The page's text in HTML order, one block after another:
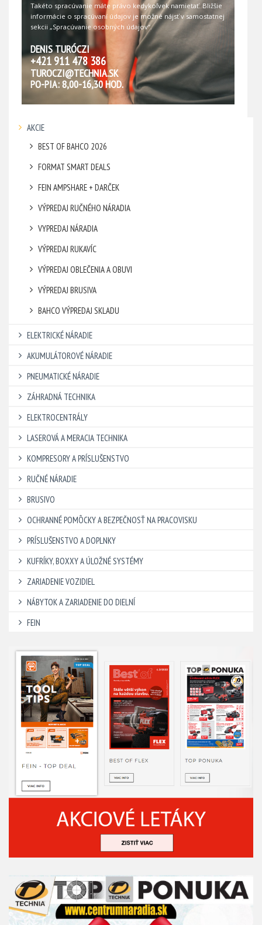
Takéto spracúvanie máte právo kedykoľvek namietať. Bližšie
informácie o spracúvaní údajov je možné nájsť v samostatnej
sekcii „Spracúvanie osobných údajov“.
DENIS TURÓCZI
+421 911 478 386
TUROCZI@TECHNIA.SK
PO-PIA: 8,00-16,30 HOD.
AKCIE
BEST OF BAHCO 2026
FORMAT SMART DEALS
FEIN AMPSHARE + DARČEK
VÝPREDAJ RUČNÉHO NÁRADIA
VYPREDAJ NÁRADIA
VÝPREDAJ RUKAVÍC
VÝPREDAJ OBLEČENIA A OBUVI
VÝPREDAJ BRUSIVA
BAHCO VÝPREDAJ SKLADU
ELEKTRICKÉ NÁRADIE
AKUMULÁTOROVÉ NÁRADIE
PNEUMATICKÉ NÁRADIE
ZÁHRADNÁ TECHNIKA
ELEKTROCENTRÁLY
LASEROVÁ A MERACIA TECHNIKA
KOMPRESORY A PRÍSLUŠENSTVO
RUČNÉ NÁRADIE
BRUSIVO
OCHRANNÉ POMÔCKY A BEZPEČNOSŤ NA PRACOVISKU
PRÍSLUŠENSTVO A DOPLNKY
KUFRÍKY, BOXXY A ÚLOŽNÉ SYSTÉMY
ZARIADENIE VOZIDIEL
NÁBYTOK A ZARIADENIE DO DIELNÍ
FEIN